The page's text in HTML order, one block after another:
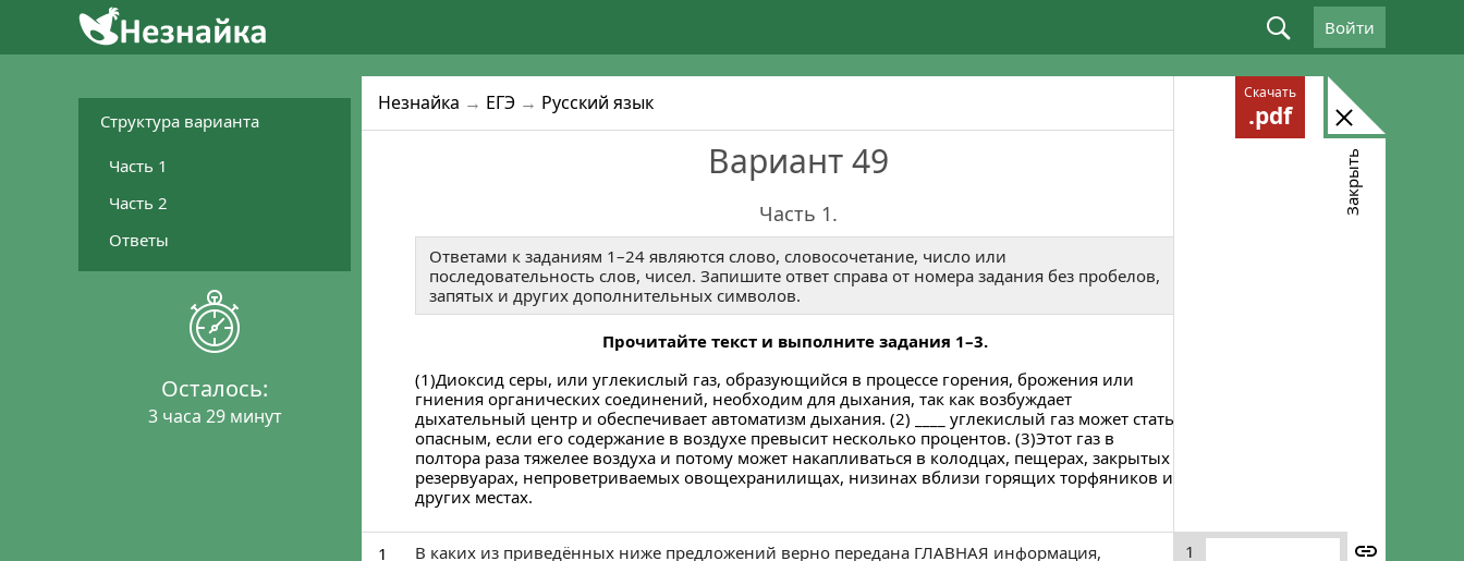
Войти
4 1 4 5 1 4
Уже готовятся к ЕГЭ, ОГЭ и ВПР.
Присоединяйся!
Войти через ВКонтакте
или
Войдите, используя email: